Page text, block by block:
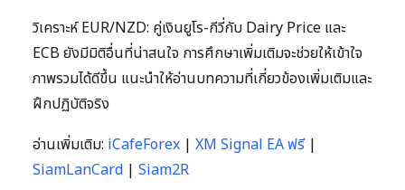
วิเคราะห์ EUR/NZD: คู่เงินยูโร-กีวี่กับ Dairy Price และ
ECB ยังมีมิติอื่นที่น่าสนใจ การศึกษาเพิ่มเติมจะช่วยให้เข้าใจ
ภาพรวมได้ดีขึ้น แนะนำให้อ่านบทความที่เกี่ยวข้องเพิ่มเติมและ
ฝึกปฏิบัติจริง
อ่านเพิ่มเติม: iCafeForex | XM Signal EA ฟรี|
SiamLanCard | Siam2R